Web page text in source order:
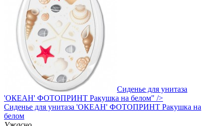
Сиденье для унитаза
'ОКЕАН' ФОТОПРИНТ Ракушка на белом" />
Сиденье для унитаза 'ОКЕАН' ФОТОПРИНТ Ракушка на
белом